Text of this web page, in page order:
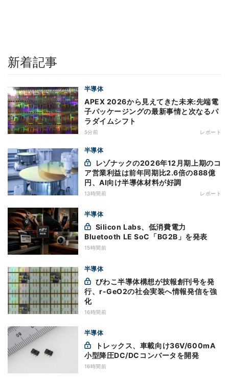
新着記事
半導体
APEX 2026から見えてきた未来:先端電
子パッケージングの最新事情と次なるパ
ラダイムシフト
5分前 レポート
半導体
ア営業利益は前年同期比2.6倍の888億
円、AI向け半導体材料が好調
13時間前 レポート
半導体
Bluetooth LE SoC「BG2B」を発表
15時間前
半導体
行、r-GeO2の社会実装へ情報発信を強
化
16時間前
半導体
小型降圧DC/DCコンバータを開発
16時間前